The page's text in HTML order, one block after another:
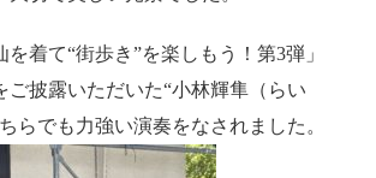
着て“街歩き”を楽しもう！第3弾」
ご披露いただいた“小林輝隼（らい
らでも力強い演奏をなされました。